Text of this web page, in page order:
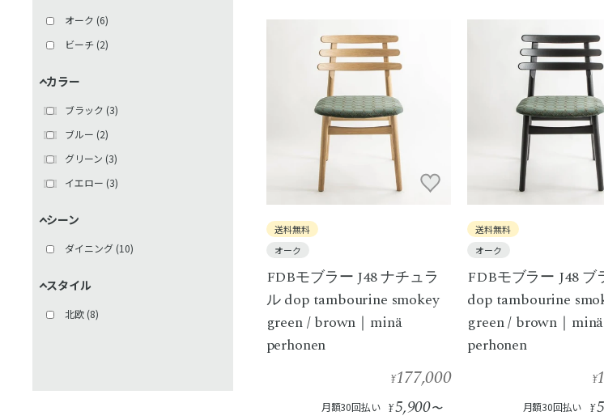
オーク (6)
ビーチ (2)
カラー
ブラック (3)
ブルー (2)
グリーン (3)
イエロー (3)
シーン
ダイニング (10)
スタイル
北欧 (8)
送料無料
オーク
FDBモブラー J48 ナチュラ
ル dop tambourine smokey
green / brown｜minä
perhonen
¥177,000
月額30回払い ¥5,900〜
送料無料
オーク
FDBモブラー J48 ブ
dop tambourine
green / brown｜minä
perhonen
¥
月額30回払い ¥